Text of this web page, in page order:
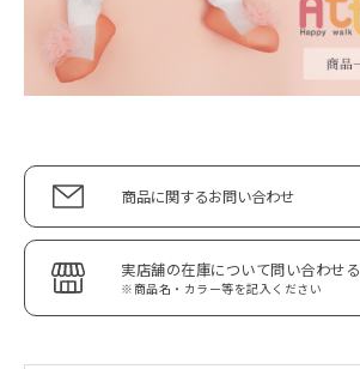
商品に関するお問い合わせ
実店舗の在庫について問い合わせる
※商品名・カラー等を記入ください